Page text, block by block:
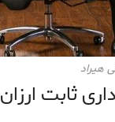
هیراد
ثابت ارزان